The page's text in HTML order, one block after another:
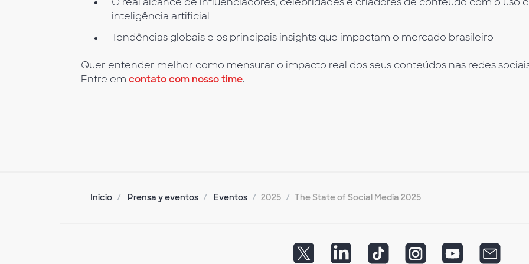
inteligência artificial
Tendências globais e os principais insights que impactam o mercado brasileiro
Quer entender melhor como mensurar o impacto real dos seus conteúdos nas redes
Entre em contato com nosso time.
Inicio Prensa y eventos Eventos 2025 The State of Social Media 2025